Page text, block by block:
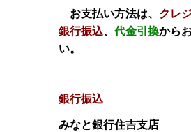
お支払い方法は、 クレ
銀行振込、代金引換から
い。
銀行振込
みなと銀行住吉支店